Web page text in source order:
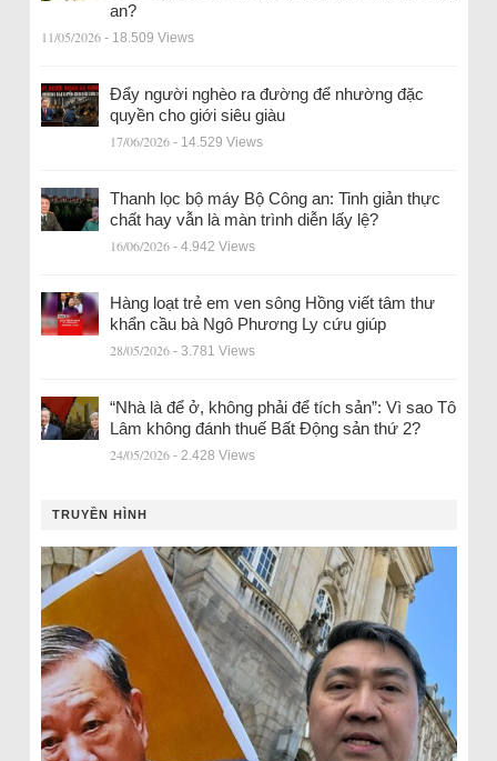
an?
11/05/2026 - 18.509 Views
Đẩy người nghèo ra đường để nhường đặc
quyền cho giới siêu giàu
17/06/2026 - 14.529 Views
Thanh lọc bộ máy Bộ Công an: Tinh giản thực
chất hay vẫn là màn trình diễn lấy lệ?
16/06/2026 - 4.942 Views
Hàng loạt trẻ em ven sông Hồng viết tâm thư
khẩn cầu bà Ngô Phương Ly cứu giúp
28/05/2026 - 3.781 Views
“Nhà là để ở, không phải để tích sản”: Vì sao Tô
Lâm không đánh thuế Bất Động sản thứ 2?
24/05/2026 - 2.428 Views
TRUYỀN HÌNH